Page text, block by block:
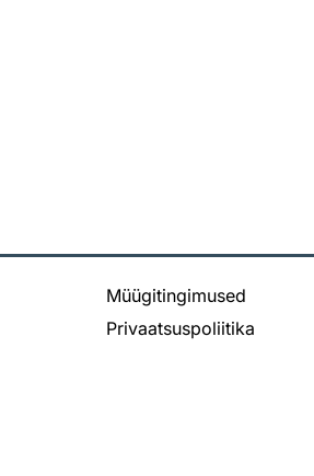
Müügitingimused
Privaatsuspoliitika